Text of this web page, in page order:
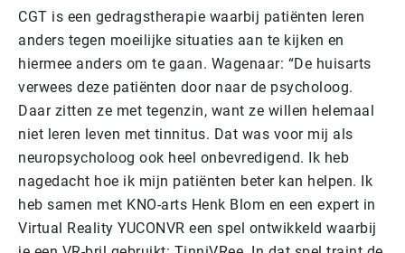
CGT is een gedragstherapie waarbij patiënten leren
anders tegen moeilijke situaties aan te kijken en
hiermee anders om te gaan. Wagenaar: “De huisarts
verwees deze patiënten door naar de psycholoog.
Daar zitten ze met tegenzin, want ze willen helemaal
niet leren leven met tinnitus. Dat was voor mij als
neuropsycholoog ook heel onbevredigend. Ik heb
nagedacht hoe ik mijn patiënten beter kan helpen. Ik
heb samen met KNO-arts Henk Blom en een expert in
Virtual Reality YUCONVR een spel ontwikkeld waarbij